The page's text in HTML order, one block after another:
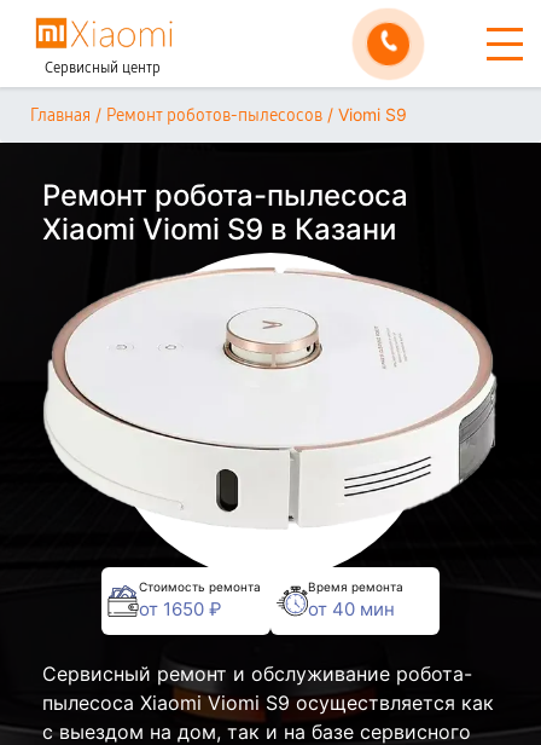
Сервисный центр
Главная / Ремонт роботов-пылесосов / Viomi S9
Ремонт робота-пылесоса
Xiaomi Viomi S9 в Казани
Стоимость ремонта
от 1650 ₽
Время ремонта
от 40 мин
Сервисный ремонт и обслуживание робота-
пылесоса Xiaomi Viomi S9 осуществляется как
с выездом на дом, так и на базе сервисного